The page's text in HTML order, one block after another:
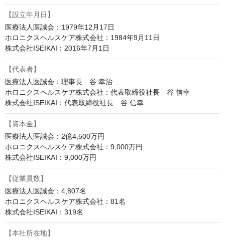
【設立年月日】
医療法人医誠会：1979年12月17日
ホロニクスヘルスケア株式会社：1984年9月11日
株式会社ISEIKAI：2016年7月1日
【代表者】
医療法人医誠会：理事長　谷 幸治
ホロニクスヘルスケア株式会社：代表取締役社長　谷 信幸
株式会社ISEIKAI：代表取締役社長　谷 信幸
【資本金】
医療法人医誠会：2億4,500万円
ホロニクスヘルスケア株式会社：9,000万円
株式会社ISEIKAI：9,000万円
【従業員数】
医療法人医誠会：4,807名
ホロニクスヘルスケア株式会社：81名
株式会社ISEIKAI：319名
【本社所在地】